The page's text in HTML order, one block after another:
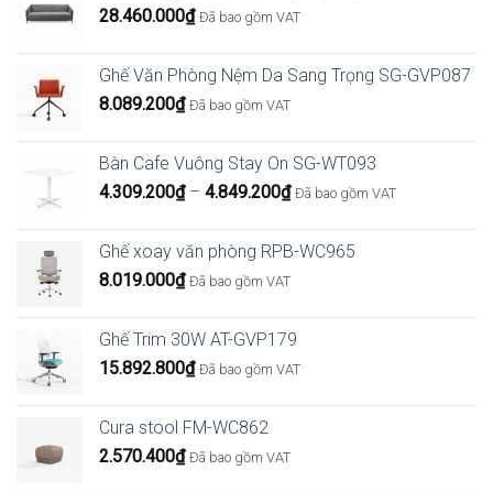
28.460.000₫ Đã bao gồm VAT
Ghế Văn Phòng Nệm Da Sang Trọng SG-GVP087
8.089.200₫ Đã bao gồm VAT
Bàn Cafe Vuông Stay On SG-WT093
4.309.200₫ – 4.849.200₫Khoảng
4.309.200₫
đến
Đã bao gồm VAT
Ghế xoay văn phòng RPB-WC965
8.019.000₫ Đã bao gồm VAT
Ghế Trim 30W AT-GVP179
15.892.800₫ Đã bao gồm VAT
Cura stool FM-WC862
2.570.400₫ Đã bao gồm VAT